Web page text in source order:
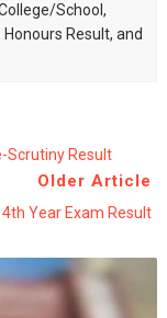
School,
Result, and
Re-Scrutiny Result
Older Article
4th Year Exam Result